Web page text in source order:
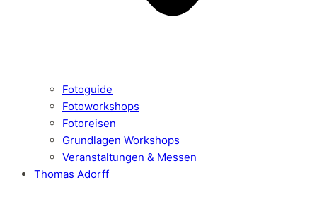
Fotoguide
Fotoworkshops
Fotoreisen
Grundlagen Workshops
Veranstaltungen & Messen
Thomas Adorff